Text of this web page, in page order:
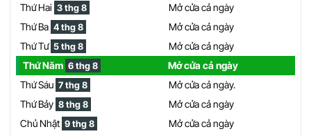
Thứ Hai 3 thg 8
Mở cửa cả ngày
Thứ Ba 4 thg 8
Mở cửa cả ngày
Thứ Tư 5 thg 8
Mở cửa cả ngày
Thứ Năm 6 thg 8
Mở cửa cả ngày
Thứ Sáu 7 thg 8
Mở cửa cả ngày.
Thứ Bảy 8 thg 8
Mở cửa cả ngày
Chủ Nhật 9 thg 8 Mở cửa cả ngày